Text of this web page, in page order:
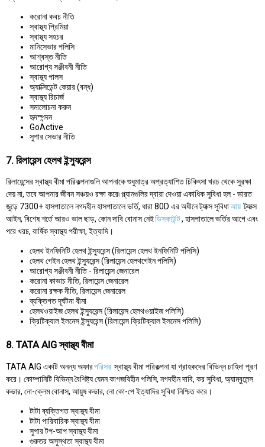
করোনা কবচ নীতি
স্বাস্থ্য প্রিমিয়া
স্বাস্থ্য সহচর
মানিসেভার পলিসি
আশ্বস্ত নীতি
আরোগ্য সঞ্জীবনী নীতি
স্বাস্থ্য পালস
অ্যাক্সিডেন্ট কেয়ার (বন্ধ)
স্বাস্থ্য রিচার্জ
সমালোচনা করুন
হৃদস্পন্দন
GoActive
সুপার সেভার নীতি
7. রিলায়েন্স হেলথ ইন্স্যুরেন্স
রিলায়েন্সের স্বাস্থ্য বীমা পরিকল্পনাগুলি আপনাকে শুধুমাত্র অপ্রত্যাশিত চিকিৎসা খরচ থেকে সুরক্ষা
দেয় না, তবে আপনার জীবন সঞ্চয়ও রক্ষা করে৷ প্ল্যানগুলির দ্বারা দেওয়া একাধিক সুবিধা হল - ভারত
জুড়ে 7300+ হাসপাতালে নগদহীন হাসপাতালে ভর্তি, ধারা 80D এর অধীনে ট্যাক্স সুবিধাআয় ট্যাক্স
আইন, বিশেষ শর্তে আরও ভাল ছাড়, কোন দাবি বোনাস নেইডিসকাউন্ট, হাসপাতালে ভর্তির আগে এবং
পরে খরচ, বার্ষিক স্বাস্থ্য পরীক্ষা, ইত্যাদি।
হেলথ ইনফিনিটি হেলথ ইন্স্যুরেন্স (রিলায়েন্স হেলথ ইনফিনিটি পলিসি)
হেলথ গেইন হেলথ ইন্স্যুরেন্স (রিলায়েন্স হেলথগেইন পলিসি)
আরোগ্য সঞ্জীবনী নীতি - রিলায়েন্স জেনারেল
করোনা কাভাচ নীতি, রিলায়েন্স জেনারেল
করোনা রক্ষক নীতি, রিলায়েন্স জেনারেল
ব্যক্তিগত দূর্ঘটনা বীমা
হেলথওয়াইজ হেলথ ইন্স্যুরেন্স (রিলায়েন্স হেলথওয়াইজ পলিসি)
ক্রিটিক্যাল ইলনেস ইন্স্যুরেন্স (রিলায়েন্স ক্রিটিক্যাল ইলনেস পলিসি)
8. TATA AIG স্বাস্থ্য বীমা
TATA AIG একটি অনন্য অফারপরিসর স্বাস্থ্য বীমা পরিকল্পনা যা গ্রাহকদের বিভিন্ন চাহিদা পূরণ
করে। কোম্পানিটি বিভিন্ন বৈশিষ্ট্য যেমন কাগজবিহীন পলিসি, নগদহীন দাবি, কর সুবিধা, অ্যাম্বুলেন্স
কভার, নো-ক্লেম বোনাস, আয়ুষ কভার, নো কো-পে ইত্যাদির সুবিধা নিশ্চিত করে।
টাটা ব্যক্তিগত স্বাস্থ্য বীমা
টাটা পারিবারিক স্বাস্থ্য বীমা
সুপার টপ-আপ স্বাস্থ্য বীমা
গুরুতর অসুস্থতা স্বাস্থ্য বীমা